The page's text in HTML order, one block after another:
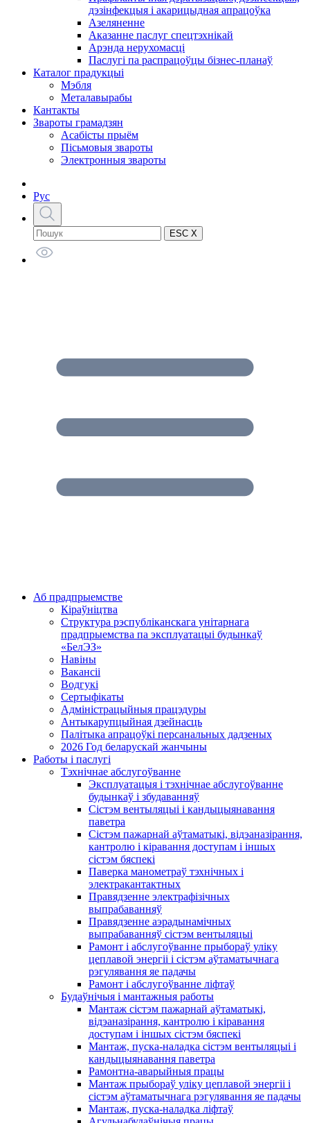
дэзінфекцыя і акарицыдная апрацоўка
Азеляненне
Аказанне паслуг спецтэхнікай
Арэнда нерухомасці
Паслугі па распрацоўцы бізнес-планаў
Каталог прадукцыі
Мэбля
Металавырабы
Кантакты
Звароты грамадзян
Асабісты прыём
Пісьмовыя звароты
Электронныя звароты
Рус
ESC X
Аб прадпрыемстве
Кіраўніцтва
Структура рэспубліканскага унітарнага
прадпрыемства па эксплуатацыі будынкаў
«БелЭЗ»
Навіны
Вакансіі
Водгукі
Сертыфікаты
Адміністрацыйныя працэдуры
Антыкарупцыйная дзейнасць
Палітыка апрацоўкі персанальных дадзеных
2026 Год беларускай жанчыны
Работы і паслугі
Тэхнічнае абслугоўванне
Эксплуатацыя і тэхнічнае абслугоўванне
будынкаў і збудаванняў
Сістэм вентыляцыі і кандыцыянавання
паветра
Сістэм пажарнай аўтаматыкі, відэаназірання,
кантролю і кіравання доступам і іншых
сістэм бяспекі
Паверка манометраў тэхнічных і
электракантактных
Правядзенне электрафізічных
выпрабаванняў
Правядзенне аэрадынамічных
выпрабаванняў сістэм вентыляцыі
Рамонт і абслугоўванне прыбораў уліку
цеплавой энергіі і сістэм аўтаматычнага
рэгулявання яе падачы
Рамонт і абслугоўванне ліфтаў
Будаўнічыя і мантажныя работы
Мантаж сістэм пажарнай аўтаматыкі,
відэаназірання, кантролю і кіравання
доступам і іншых сістэм бяспекі
Мантаж, пуска-наладка сістэм вентыляцыі і
кандыцыянавання паветра
Рамонтна-аварыйныя працы
Мантаж прыбораў уліку цеплавой энергіі і
сістэм аўтаматычнага рэгулявання яе падачы
Мантаж, пуска-наладка ліфтаў